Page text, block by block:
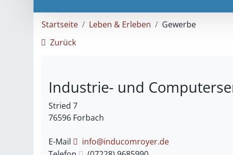
Startseite Leben & Erleben
Gewerbe
Zurück
Industrie- und
Stried 7
76596 Forbach
E-Mail
info@inducomroyer.de